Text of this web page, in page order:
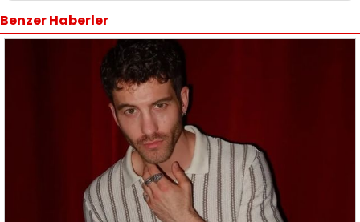
Benzer Haberler